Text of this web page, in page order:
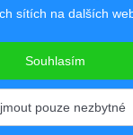
2008 - 2026
soukromí |Upravit
sítích na dalších
Souhlasím
pouze nezbytné